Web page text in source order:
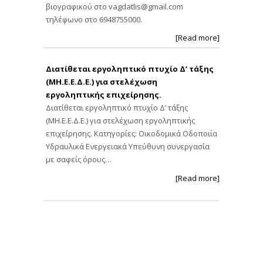
βιογραφικού στο vagdatlis@gmail.com
τηλέφωνο στο 6948755000.
[Read more]
Διατίθεται εργοληπτικό πτυχίο Δ’ τάξης
(ΜΗ.Ε.Ε.Δ.Ε.) για στελέχωση
εργοληπτικής επιχείρησης.
Διατίθεται εργοληπτικό πτυχίο Δ’ τάξης
(ΜΗ.Ε.Ε.Δ.Ε.) για στελέχωση εργοληπτικής
επιχείρησης. Κατηγορίες: Οικοδομικά Οδοποιία
Υδραυλικά Ενεργειακά Υπεύθυνη συνεργασία
με σαφείς όρους…
[Read more]